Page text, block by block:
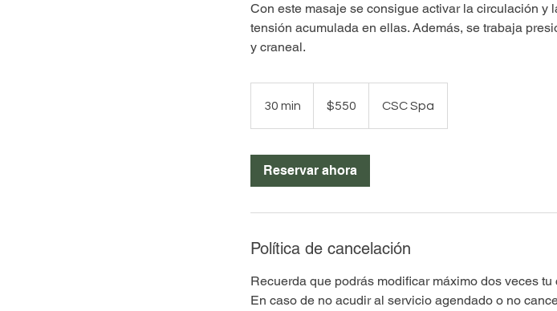
Con este masaje se consigue activar la circulación
tensión acumulada en ellas. Además, se trabaja
y craneal.
30 min
mexicanos
$550 CSC Spa
Reservar ahora
Política de cancelación
Recuerda que podrás modificar máximo dos veces
En caso de no acudir al servicio agendado o no